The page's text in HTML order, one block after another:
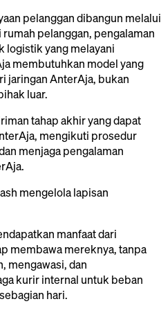
pelanggan dibangun melalui
pelanggan, pengalaman
yang melayani
membutuhkan model yang
jaringan AnterAja, bukan
luar.
tahap akhir yang dapat
mengikuti prosedur
menjaga pengalaman
mengelola lapisan
manfaat dari
membawa mereknya, tanpa
mengawasi, dan
kurir internal untuk beban
hari.